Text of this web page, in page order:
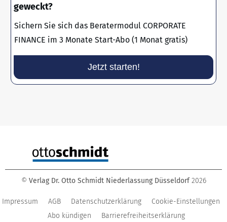
geweckt?
Sichern Sie sich das Beratermodul CORPORATE
FINANCE im 3 Monate Start-Abo (1 Monat gratis)
Jetzt starten!
© Verlag Dr. Otto Schmidt Niederlassung Düsseldorf 2026
Impressum AGB Datenschutzerklärung
Cookie-Einstellungen
Abo kündigen
Barrierefreiheitserklärung